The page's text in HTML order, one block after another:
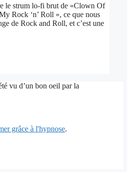
le strum lo-fi brut de «Clown Of
Rock ‘n’ Roll », ce que nous
de Rock and Roll, et c’est une
vu d’un bon oeil par la
grâce à l'hypnose.